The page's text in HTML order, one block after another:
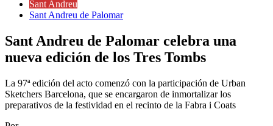
Sant Andreu
Sant Andreu de Palomar
Sant Andreu de Palomar celebra una
nueva edición de los Tres Tombs
La 97ª edición del acto comenzó con la participación de Urban
Sketchers Barcelona, que se encargaron de inmortalizar los
preparativos de la festividad en el recinto de la Fabra i Coats